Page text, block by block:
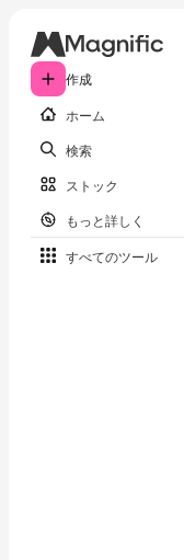
作成
ホーム
検索
ストック
もっと詳しく
すべてのツール